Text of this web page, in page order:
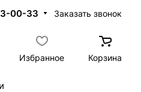
00-33 Заказать звонок
Избранное Корзина